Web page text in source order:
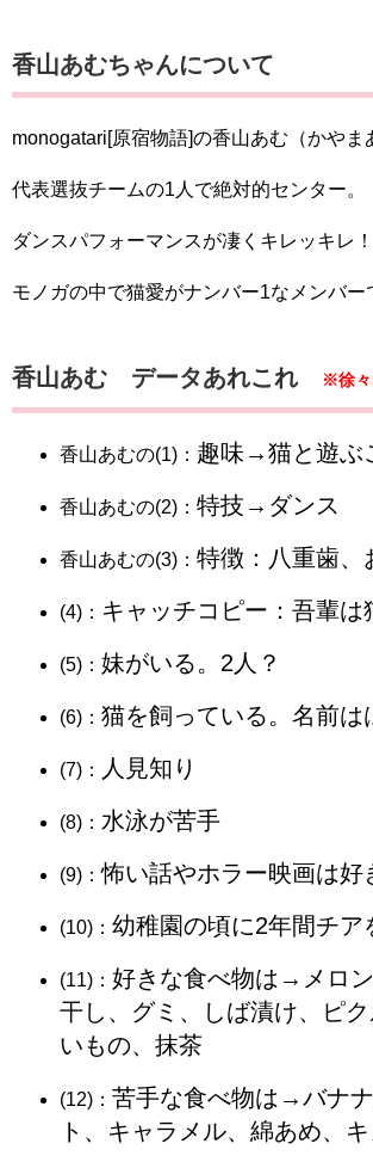
​​香山あむちゃんについて
monogatari[原宿物語​​​​​]の​​香山あむ（かやま
代表選抜チームの1人で絶対的センター。
ダンスパフォーマンスが凄くキレッキレ！
モノガの中で猫愛がナンバー1なメンバ
​​​香山あむ データあれこれ ※徐々
​​​香山あむの(1)： 趣味→猫と遊ぶ
​​​香山あむの(2)： 特技→ダンス
​​​香山あむの(3)： 特徴：八重歯、
​​​(4)： キャッチコピー：吾輩は
(5)： 妹がいる。2人？
(6)： 猫を飼っている。名前は
(7)： 人見知り
(8)： 水泳が苦手
(9)：怖い話やホラー映画は好
(10)： 幼稚園の頃に2年間チア
(11)： 好きな食べ物は→メロ
干し、グミ、しば漬け、ピ
いもの、抹茶
(12)： 苦手な食べ物は→バナ
ト、キャラメル、綿あめ、キ